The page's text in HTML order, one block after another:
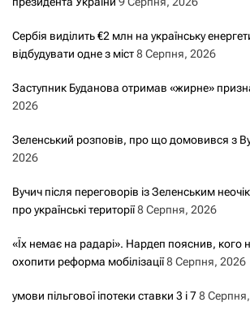
Сербія виділить €2 млн на українську
відбудувати одне з міст8 Серпня, 2026
Заступник Буданова отримав «жирне»
2026
Зеленський розповів, про що домовився з
2026
Вучич після переговорів із Зеленським
про українські території8 Серпня, 2026
«Їх немає на радарі». Нардеп пояснив, кого
охопити реформа мобілізації8 Серпня, 2026
умови пільгової іпотеки ставки 3 і 78